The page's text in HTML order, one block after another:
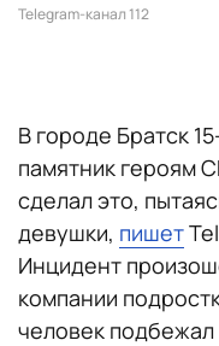
Telegram-канал 112
В городе Братск
памятник героям
сделал это,
девушки, пишет
Инцидент
компании
человек подбежал